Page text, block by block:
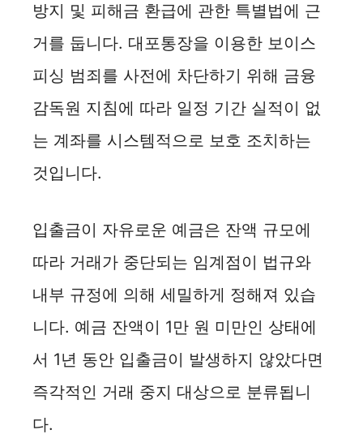
방지 및 피해금 환급에 관한 특별법에 근
거를 둡니다. 대포통장을 이용한 보이스
피싱 범죄를 사전에 차단하기 위해 금융
감독원 지침에 따라 일정 기간 실적이 없
는 계좌를 시스템적으로 보호 조치하는
것입니다.
입출금이 자유로운 예금은 잔액 규모에
따라 거래가 중단되는 임계점이 법규와
내부 규정에 의해 세밀하게 정해져 있습
니다. 예금 잔액이 1만 원 미만인 상태에
서 1년 동안 입출금이 발생하지 않았다면
즉각적인 거래 중지 대상으로 분류됩니
다.